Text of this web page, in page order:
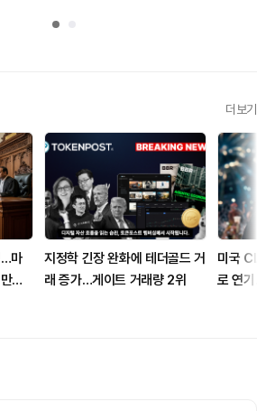
더보기
…마
달
지정학 긴장 완화에 테더골드 거
래 증가…게이트 거래량 2위
미국
로 연기